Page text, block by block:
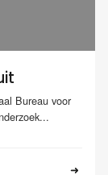
Bureau voor